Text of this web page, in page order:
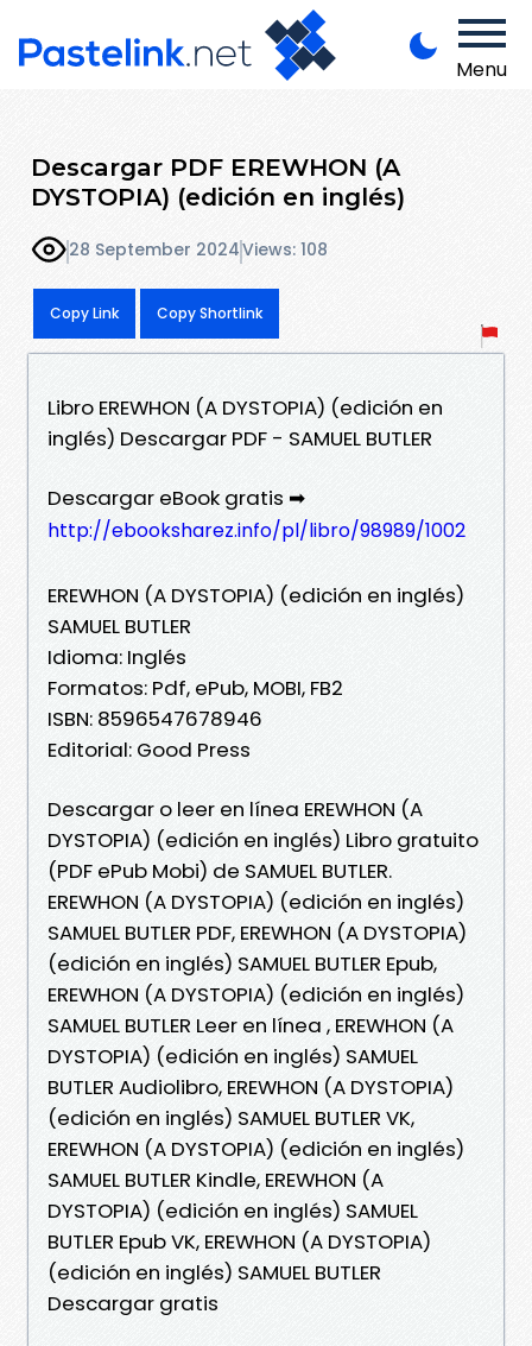
Menu
Descargar PDF EREWHON (A
DYSTOPIA) (edición en inglés)
28 September 2024Views: 108
Copy Link Copy Shortlink
Libro EREWHON (A DYSTOPIA) (edición en
inglés) Descargar PDF - SAMUEL BUTLER
Descargar eBook gratis ➡
http://ebooksharez.info/pl/libro/98989/1002
EREWHON (A DYSTOPIA) (edición en inglés)
SAMUEL BUTLER
Idioma: Inglés
Formatos: Pdf, ePub, MOBI, FB2
ISBN: 8596547678946
Editorial: Good Press
Descargar o leer en línea EREWHON (A
DYSTOPIA) (edición en inglés) Libro gratuito
(PDF ePub Mobi) de SAMUEL BUTLER.
EREWHON (A DYSTOPIA) (edición en inglés)
SAMUEL BUTLER PDF, EREWHON (A DYSTOPIA)
(edición en inglés) SAMUEL BUTLER Epub,
EREWHON (A DYSTOPIA) (edición en inglés)
SAMUEL BUTLER Leer en línea , EREWHON (A
DYSTOPIA) (edición en inglés) SAMUEL
BUTLER Audiolibro, EREWHON (A DYSTOPIA)
(edición en inglés) SAMUEL BUTLER VK,
EREWHON (A DYSTOPIA) (edición en inglés)
SAMUEL BUTLER Kindle, EREWHON (A
DYSTOPIA) (edición en inglés) SAMUEL
BUTLER Epub VK, EREWHON (A DYSTOPIA)
(edición en inglés) SAMUEL BUTLER
Descargar gratis